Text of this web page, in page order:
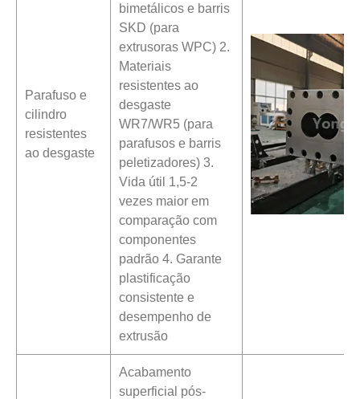
Parafuso e
cilindro
resistentes
ao desgaste
bimetálicos e barris
SKD (para
extrusoras WPC) 2.
Materiais
resistentes ao
desgaste
WR7/WR5 (para
parafusos e barris
peletizadores) 3.
Vida útil 1,5-2
vezes maior em
comparação com
componentes
padrão 4. Garante
plastificação
consistente e
desempenho de
extrusão
Acabamento
superficial pós-